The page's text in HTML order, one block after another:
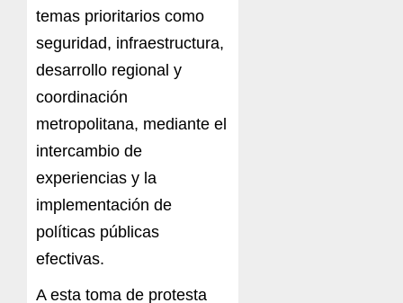
temas prioritarios como
seguridad, infraestructura,
desarrollo regional y
coordinación
metropolitana, mediante el
intercambio de
experiencias y la
implementación de
políticas públicas
efectivas.
A esta toma de protesta